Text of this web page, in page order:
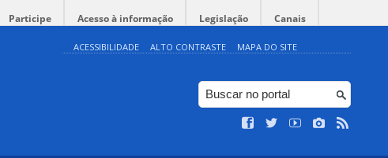
Participe Acesso à informação Legislação Canais
ACESSIBILIDADE ALTO CONTRASTE MAPA DO SITE